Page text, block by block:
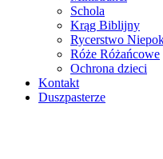
Schola
Krąg Biblijny
Rycerstwo
Róże Różańcowe
Ochrona dzieci
Kontakt
Duszpasterze